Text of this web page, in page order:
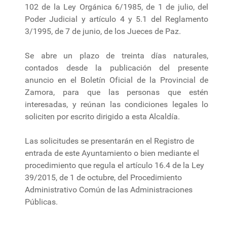
102 de la Ley Orgánica 6/1985, de 1 de julio, del
Poder Judicial y artículo 4 y 5.1 del Reglamento
3/1995, de 7 de junio, de los Jueces de Paz.
Se abre un plazo de treinta días naturales,
contados desde la publicación del presente
anuncio en el Boletín Oficial de la Provincial de
Zamora, para que las personas que estén
interesadas, y reúnan las condiciones legales lo
soliciten por escrito dirigido a esta Alcaldía.
Las solicitudes se presentarán en el Registro de
entrada de este Ayuntamiento o bien mediante el
procedimiento que regula el artículo 16.4 de la Ley
39/2015, de 1 de octubre, del Procedimiento
Administrativo Común de las Administraciones
Públicas.